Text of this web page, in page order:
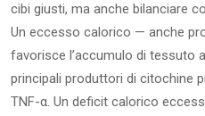
cibi giusti, ma anche bilanciare
Un eccesso calorico — anche
favorisce l’accumulo di tessuto
principali produttori di citochine
TNF-α. Un deficit calorico